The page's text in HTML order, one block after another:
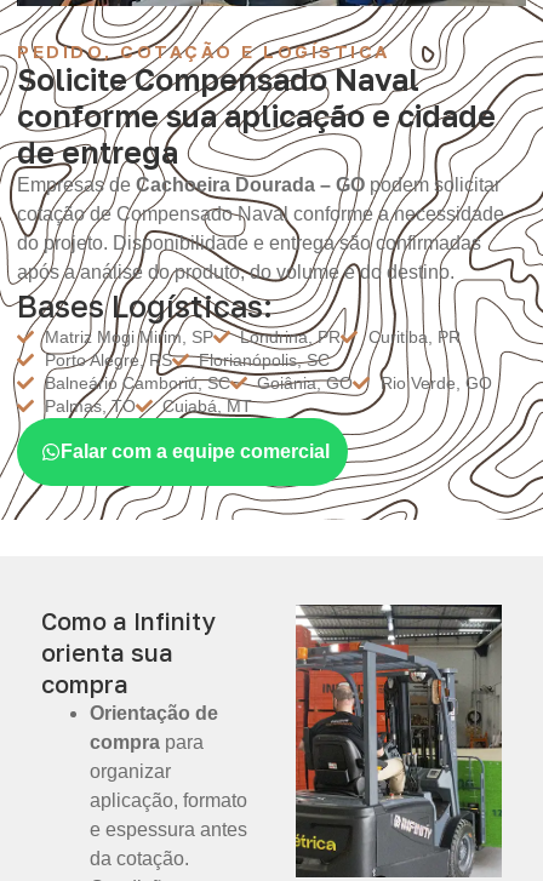
PEDIDO, COTAÇÃO E LOGÍSTICA
Solicite Compensado Naval
conforme sua aplicação e cidade
de entrega
Empresas de Cachoeira Dourada – GO podem solicitar
cotação de Compensado Naval conforme a necessidade
do projeto. Disponibilidade e entrega são confirmadas
após a análise do produto, do volume e do destino.
Bases Logísticas:
Matriz Mogi Mirim, SP Londrina, PR
Curitiba, PR
Porto Alegre, RS
Florianópolis, SC
Balneário Camboriú, SC
Goiânia, GO
Rio Verde, GO
Palmas, TO
Cuiabá, MT
Falar com a equipe comercial
Como a Infinity
orienta sua
compra
Orientação de
compra para
organizar
aplicação, formato
e espessura antes
da cotação.